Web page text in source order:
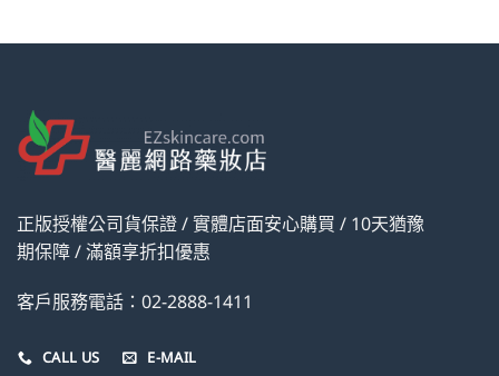
正版授權公司貨保證 / 實體店面安心購買 / 10天猶豫
期保障 / 滿額享折扣優惠
客戶服務電話：02-2888-1411
CALL US E-MAIL